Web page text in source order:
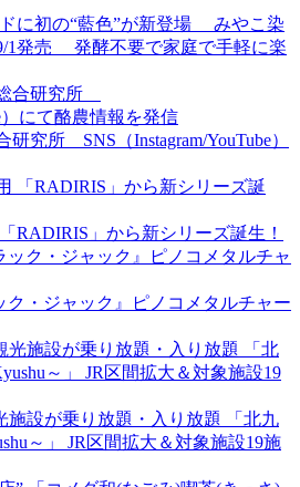
に初の“藍色”が新登場 みやこ染
1発売 発酵不要で家庭で手軽に楽
究所 SNS（Instagram/YouTube）
RADIRIS」から新シリーズ誕生！
ク・ジャック』ピノコメタルチャー
施設が乗り放題・入り放題 「北九
～」 JR区間拡大＆対象施設19施